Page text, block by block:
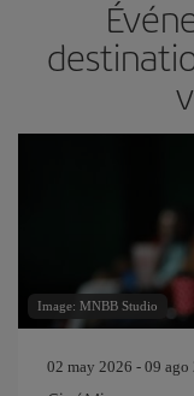
Image: MNBB Studio
02 may 2026 - 09 ago